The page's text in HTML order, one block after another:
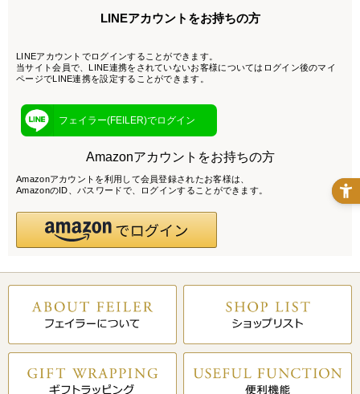
LINEアカウントをお持ちの方
LINEアカウントでログインすることができます。
当サイト会員で、LINE連携をされていないお客様についてはログイン後のマイ
ページでLINE連携を設定することができます。
フェイラー(FEILER)でログイン
Amazonアカウントをお持ちの方
Amazonアカウントを利用して会員登録されたお客様は、
AmazonのID、パスワードで、ログインすることができます。